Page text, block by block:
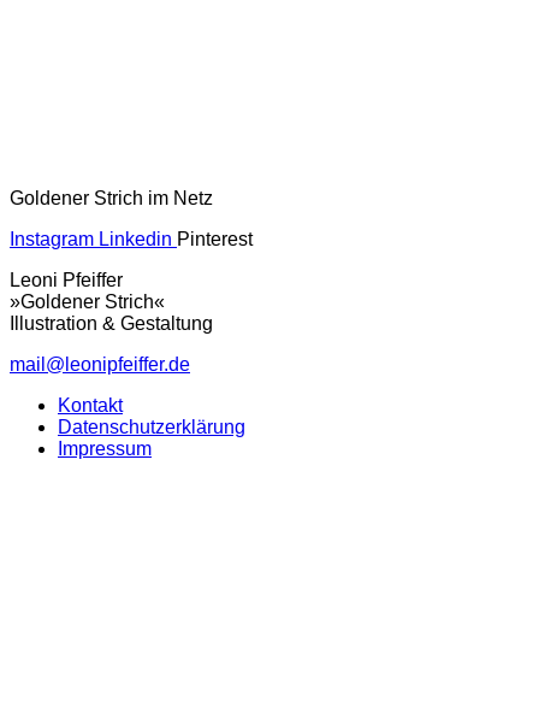
Goldener Strich im Netz
Instagram Linkedin Pinterest
Leoni Pfeiffer
»Goldener Strich«
Illustration & Gestaltung
mail@leonipfeiffer.de
Kontakt
Datenschutzerklärung
Impressum